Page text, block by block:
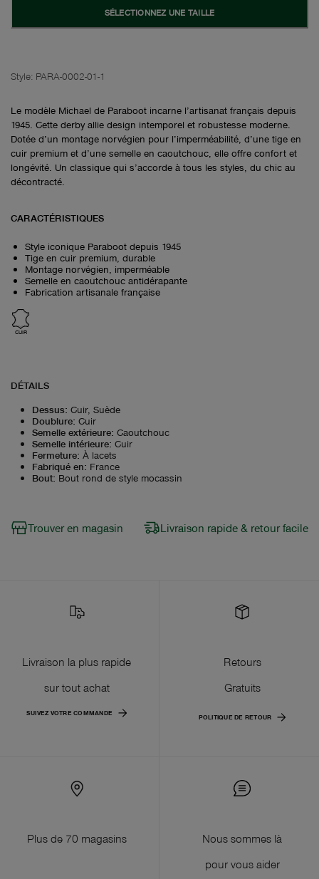
SÉLECTIONNEZ UNE TAILLE
Style: PARA-0002-01-1
Le modèle Michael de Paraboot incarne l’artisanat français depuis
1945. Cette derby allie design intemporel et robustesse moderne.
Dotée d’un montage norvégien pour l’imperméabilité, d’une tige en
cuir premium et d’une semelle en caoutchouc, elle offre confort et
longévité. Un classique qui s’accorde à tous les styles, du chic au
décontracté.
CARACTÉRISTIQUES
Style iconique Paraboot depuis 1945
Tige en cuir premium, durable
Montage norvégien, imperméable
Semelle en caoutchouc antidérapante
Fabrication artisanale française
CUIR
DÉTAILS
Dessus: Cuir, Suède
Doublure: Cuir
Semelle extérieure: Caoutchouc
Semelle intérieure: Cuir
Fermeture: À lacets
Fabriqué en: France
Bout: Bout rond de style mocassin
Trouver en magasin Livraison rapide & retour facile
Livraison la plus rapide
sur tout achat
SUIVEZ VOTRE COMMANDE
Retours
Gratuits
POLITIQUE DE RETOUR
Plus de 70 magasins
Nous sommes là
pour vous aider